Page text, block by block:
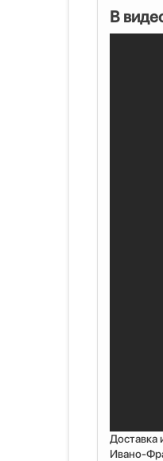
В
Доставка
Ивано-